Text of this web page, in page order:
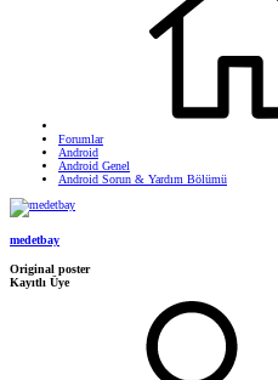
Forumlar
Android
Android Genel
Android Sorun & Yardım Bölümü
medetbay
Original poster
Kayıtlı Üye